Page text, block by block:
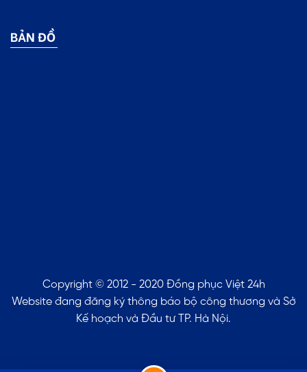
BẢN ĐỒ
Copyright © 2012 - 2020 Đồng phục Việt 24h
Website đang đăng ký thông báo bộ công thương và Sở
Kế hoạch và Đầu tư TP. Hà Nội.